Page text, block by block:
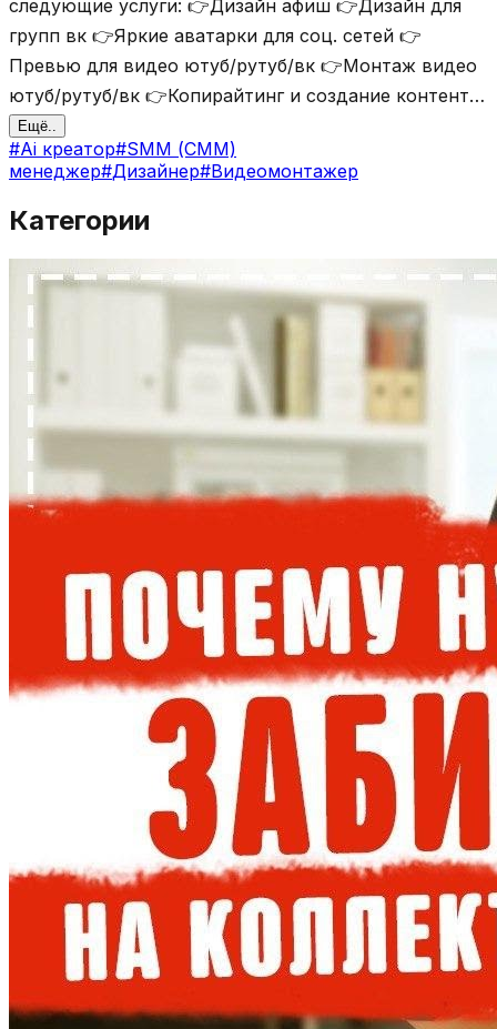
следующие услуги: 👉Дизайн афиш 👉Дизайн для
групп вк 👉Яркие аватарки для соц. сетей 👉
Превью для видео ютуб/рутуб/вк 👉Монтаж видео
ютуб/рутуб/вк 👉Копирайтинг и создание контента
👉Ведение ваших соц. сетей 👉Создание лендингов
(дешево) 👉Таргетированная реклама вк,
продвижение
Ещё..
#Ai креатор#SMM (СММ)
менеджер#Дизайнер#Видеомонтажер
Категории